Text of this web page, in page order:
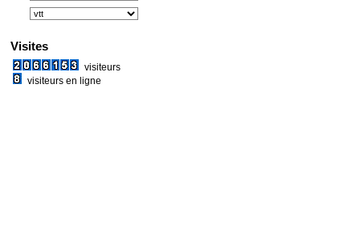
Visites
visiteurs
visiteurs en ligne